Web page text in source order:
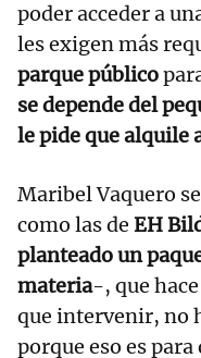
poder acceder a
les exigen más
parque público
se depende del
le pide que alquile
Maribel Vaquero
como las de EH
planteado un
materia-, que
que intervenir, no
porque eso es